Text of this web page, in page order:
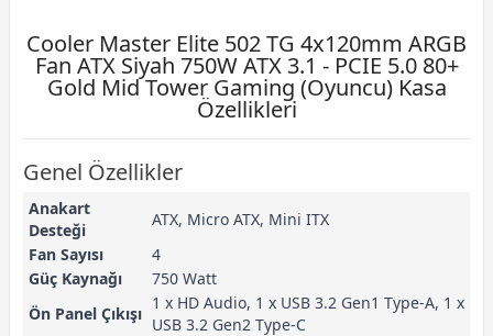
Cooler Master Elite 502 TG 4x120mm ARGB
Fan ATX Siyah 750W ATX 3.1 - PCIE 5.0 80+
Gold Mid Tower Gaming (Oyuncu) Kasa
Özellikleri
Genel Özellikler
Anakart
Desteği
ATX, Micro ATX, Mini ITX
Fan Sayısı
4
Güç Kaynağı
750 Watt
Ön Panel Çıkışı
1 x HD Audio, 1 x USB 3.2 Gen1 Type-A, 1 x
USB 3.2 Gen2 Type-C